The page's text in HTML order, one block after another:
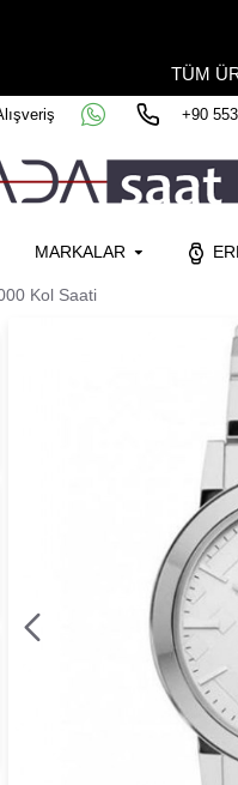
TÜM
+90
MARKALAR
Kol Saati